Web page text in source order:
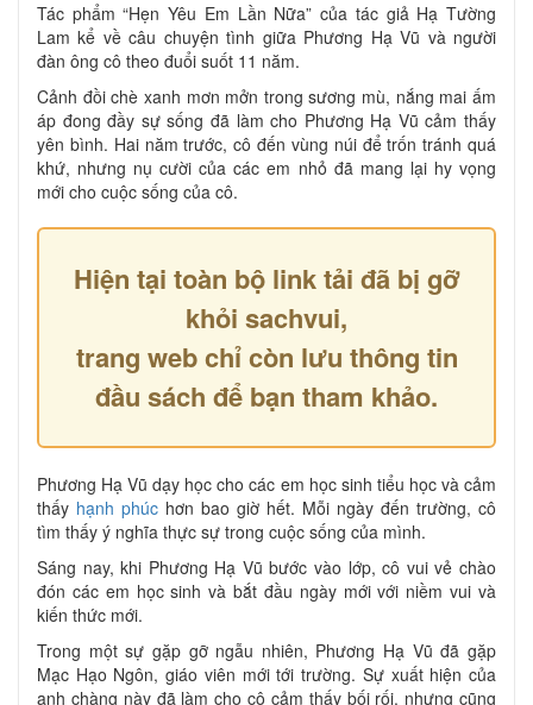
Tác phẩm “Hẹn Yêu Em Lần Nữa” của tác giả Hạ Tường
Lam kể về câu chuyện tình giữa Phương Hạ Vũ và người
đàn ông cô theo đuổi suốt 11 năm.
Cảnh đồi chè xanh mơn mởn trong sương mù, nắng mai ấm
áp đong đầy sự sống đã làm cho Phương Hạ Vũ cảm thấy
yên bình. Hai năm trước, cô đến vùng núi để trốn tránh quá
khứ, nhưng nụ cười của các em nhỏ đã mang lại hy vọng
mới cho cuộc sống của cô.
Hiện tại toàn bộ link tải đã bị gỡ
khỏi sachvui,
trang web chỉ còn lưu thông tin
đầu sách để bạn tham khảo.
Phương Hạ Vũ dạy học cho các em học sinh tiểu học và cảm
thấy hạnh phúc hơn bao giờ hết. Mỗi ngày đến trường, cô
tìm thấy ý nghĩa thực sự trong cuộc sống của mình.
Sáng nay, khi Phương Hạ Vũ bước vào lớp, cô vui vẻ chào
đón các em học sinh và bắt đầu ngày mới với niềm vui và
kiến thức mới.
Trong một sự gặp gỡ ngẫu nhiên, Phương Hạ Vũ đã gặp
Mạc Hạo Ngôn, giáo viên mới tới trường. Sự xuất hiện của
anh chàng này đã làm cho cô cảm thấy bối rối, nhưng cũng